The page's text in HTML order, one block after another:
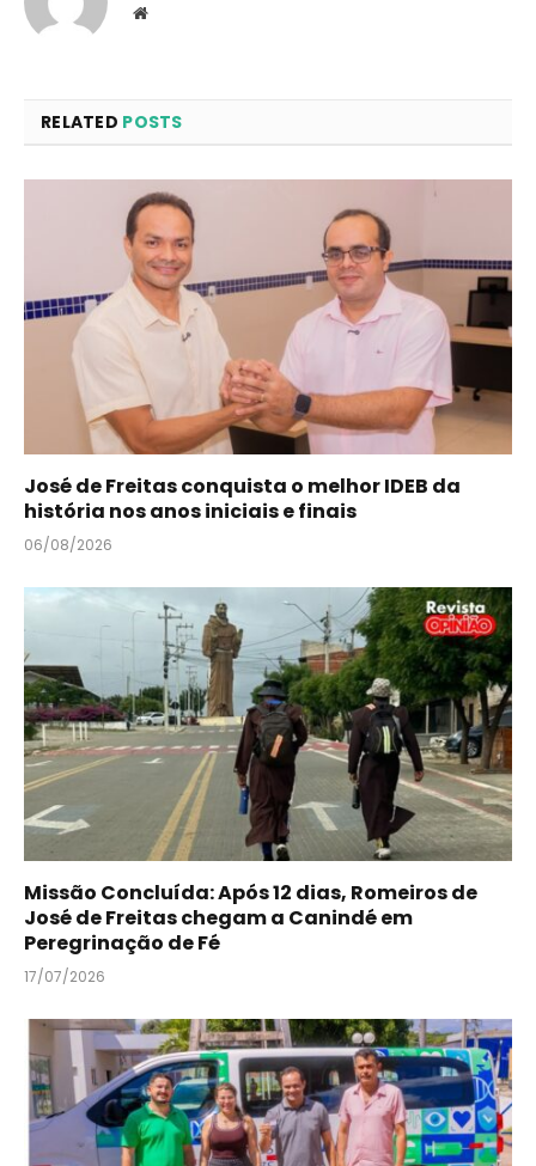
Website
RELATED POSTS
José de Freitas conquista o melhor IDEB da
história nos anos iniciais e finais
06/08/2026
Missão Concluída: Após 12 dias, Romeiros de
José de Freitas chegam a Canindé em
Peregrinação de Fé
17/07/2026